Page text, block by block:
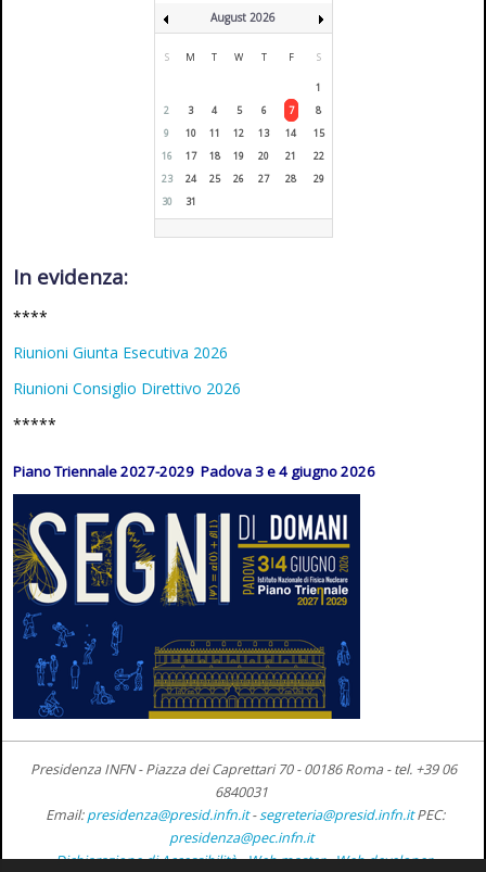
August 2026
S M T W T F S
1
2
3 4 5 6 7
8
9
10 11 12 13 14
15
16
17 18 19 20 21
22
23
24 25 26 27 28
29
30
31
In evidenza:
****
Riunioni Giunta Esecutiva 2026
Riunioni Consiglio Direttivo 2026
*****
Piano Triennale 2027-2029 Padova 3 e 4 giugno 2026
Presidenza INFN - Piazza dei Caprettari 70 - 00186 Roma -tel. +39 06
6840031
Email:presidenza@presid.infn.it-segreteria@presid.infn.it PEC:
presidenza@pec.infn.it
Dichiarazione di Accessibilità-Web master-Web developer